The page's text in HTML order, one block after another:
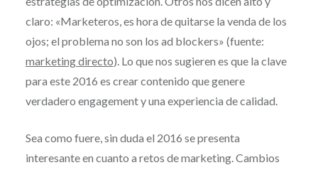
claro: «Marketeros, es hora de quitarse la venda de los
ojos; el problema no son los ad blockers» (fuente:
marketing directo). Lo que nos sugieren es que la clave
para este 2016 es crear contenido que genere
verdadero engagement y una experiencia de calidad.
Sea como fuere, sin duda el 2016 se presenta
interesante en cuanto a retos de marketing. Cambios